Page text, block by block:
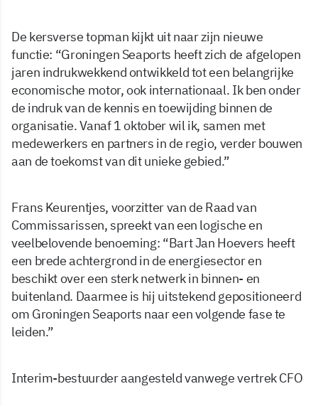
De kersverse topman kijkt uit naar zijn nieuwe
functie: “Groningen Seaports heeft zich de afgelopen
jaren indrukwekkend ontwikkeld tot een belangrijke
economische motor, ook internationaal. Ik ben onder
de indruk van de kennis en toewijding binnen de
organisatie. Vanaf 1 oktober wil ik, samen met
medewerkers en partners in de regio, verder bouwen
aan de toekomst van dit unieke gebied.”
Frans Keurentjes, voorzitter van de Raad van
Commissarissen, spreekt van een logische en
veelbelovende benoeming: “Bart Jan Hoevers heeft
een brede achtergrond in de energiesector en
beschikt over een sterk netwerk in binnen- en
buitenland. Daarmee is hij uitstekend gepositioneerd
om Groningen Seaports naar een volgende fase te
leiden.”
Interim-bestuurder aangesteld vanwege vertrek CFO